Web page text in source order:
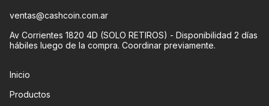
ventas@cashcoin.com.ar
Av Corrientes 1820 4D (SOLO RETIROS) - Disponibilidad 2 días
hábiles luego de la compra. Coordinar previamente.
Inicio
Productos